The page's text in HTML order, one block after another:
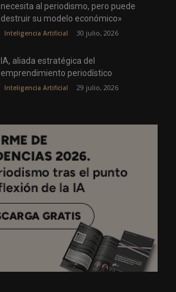
necesita al periodismo, pero puede
destruir su modelo económico»
Inteligencia Artificial 30 julio, 2026
IA, aliada estratégica del
emprendimiento periodístico
Inteligencia Artificial 29 julio, 2026